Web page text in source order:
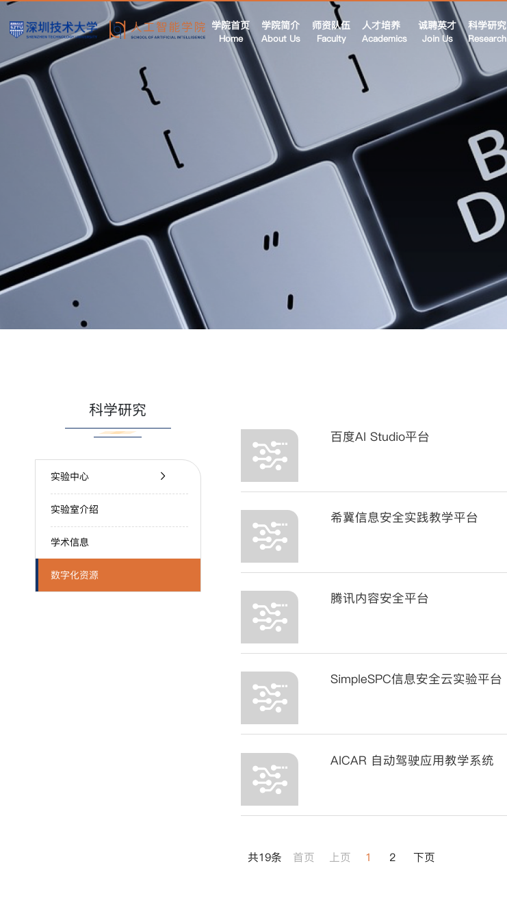
学院首页
Home
学院简介
About Us
师资队伍
Faculty
人才培养
Academics
诚聘英才
Join Us
科学研究
Research
科学研究
实验中心
实验室介绍
学术信息
数字化资源
百度AI Studio平台
希冀信息安全实践教学平台
腾讯内容安全平台
SimpleSPC信息安全云实验平台
AICAR 自动驾驶应用教学系统
共19条 首页 上页 1 2 下页